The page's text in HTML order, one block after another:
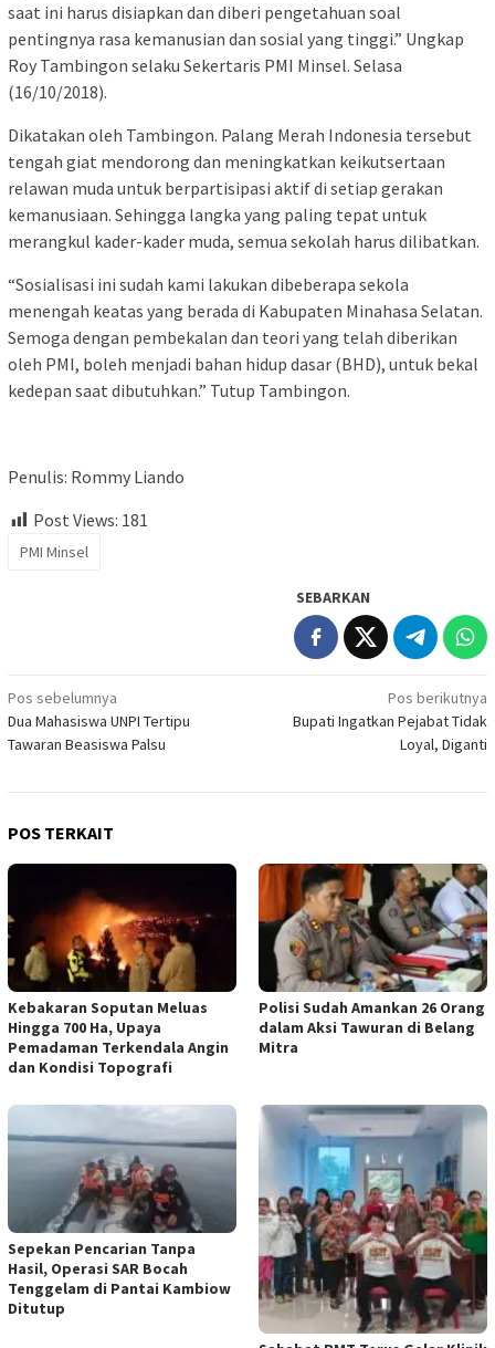
saat ini harus disiapkan dan diberi pengetahuan soal
pentingnya rasa kemanusian dan sosial yang tinggi.” Ungkap
Roy Tambingon selaku Sekertaris PMI Minsel. Selasa
(16/10/2018).
Dikatakan oleh Tambingon. Palang Merah Indonesia tersebut
tengah giat mendorong dan meningkatkan keikutsertaan
relawan muda untuk berpartisipasi aktif di setiap gerakan
kemanusiaan. Sehingga langka yang paling tepat untuk
merangkul kader-kader muda, semua sekolah harus dilibatkan.
“Sosialisasi ini sudah kami lakukan dibeberapa sekola
menengah keatas yang berada di Kabupaten Minahasa Selatan.
Semoga dengan pembekalan dan teori yang telah diberikan
oleh PMI, boleh menjadi bahan hidup dasar (BHD), untuk bekal
kedepan saat dibutuhkan.” Tutup Tambingon.
Penulis: Rommy Liando
Post Views: 181
PMI Minsel
SEBARKAN
Navigasi
pos
Pos sebelumnya
Dua Mahasiswa UNPI Tertipu
Tawaran Beasiswa Palsu
Pos berikutnya
Bupati Ingatkan Pejabat Tidak
Loyal, Diganti
POS TERKAIT
Kebakaran Soputan Meluas
Hingga 700 Ha, Upaya
Pemadaman Terkendala Angin
dan Kondisi Topografi
Polisi Sudah Amankan 26 Orang
dalam Aksi Tawuran di Belang
Mitra
Sepekan Pencarian Tanpa
Hasil, Operasi SAR Bocah
Tenggelam di Pantai Kambiow
Ditutup